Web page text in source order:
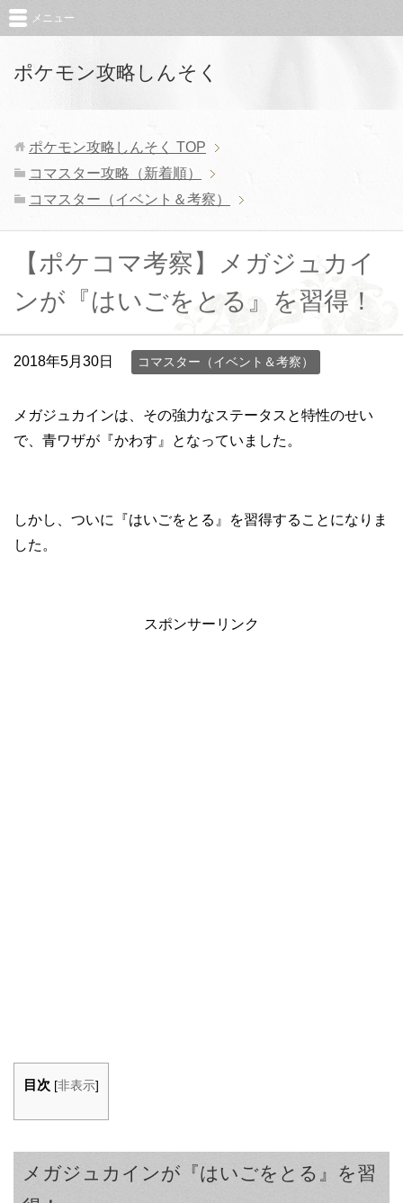
ポケモン攻略しんそく
メニュー
ポケモン攻略しんそく TOP
コマスター攻略（新着順）
コマスター（イベント＆考察）
【ポケコマ考察】メガジュカイ
ンが『はいごをとる』を習得！
2018年5月30日 コマスター（イベント＆考察）
メガジュカインは、その強力なステータスと特性のせい
で、青ワザが『かわす』となっていました。
しかし、ついに『はいごをとる』を習得することになりま
した。
スポンサーリンク
目次 [非表示]
メガジュカインが『はいごをとる』を習